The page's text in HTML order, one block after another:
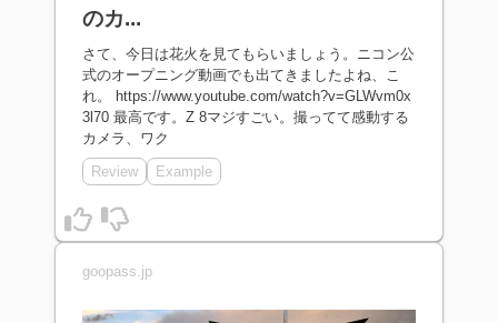
のカ...
さて、今日は花火を見てもらいましょう。ニコン公
式のオープニング動画でも出てきましたよね、こ
れ。 https://www.youtube.com/watch?v=GLWvm0x
3l70 最高です。Z 8マジすごい。撮ってて感動する
カメラ、ワク
Review
Example
goopass.jp